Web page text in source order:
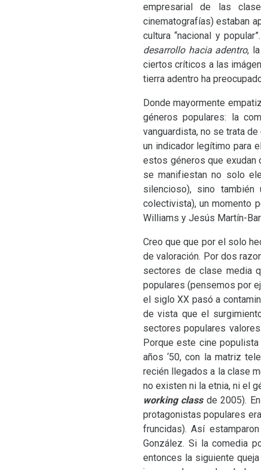
empresarial de las
cinematografías) estaban
cultura “nacional y
desarrollo hacia adentro,
ciertos críticos a las
tierra adentro ha
Donde mayormente
géneros populares: la
vanguardista, no se trata
un indicador legítimo para
estos géneros que exudan
se manifiestan no solo
silencioso), sino
colectivista), un momento
Williams y Jesús Martín-
Creo que que por el solo
de valoración. Por dos
sectores de clase media
populares (pensemos por
el sigloXX pasó a
de vista que el
sectores populares
Porque este cine
años ‘50, con la matriz
recién llegados a la clase
no existen ni la etnia, ni el
working class de 2005).
protagonistas populares
fruncidas). Así
González. Si la comedia
entonces la siguiente